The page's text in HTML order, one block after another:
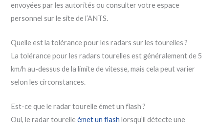
envoyées par les autorités ou consulter votre espace
personnel sur le site de l’ANTS.
Quelle est la tolérance pour les radars sur les tourelles ?
La tolérance pour les radars tourelles est généralement de 5
km/h au-dessus de la limite de vitesse, mais cela peut varier
selon les circonstances.
Est-ce que le radar tourelle émet un flash ?
Oui, le radar tourelleémet un flash lorsqu’il détecte une